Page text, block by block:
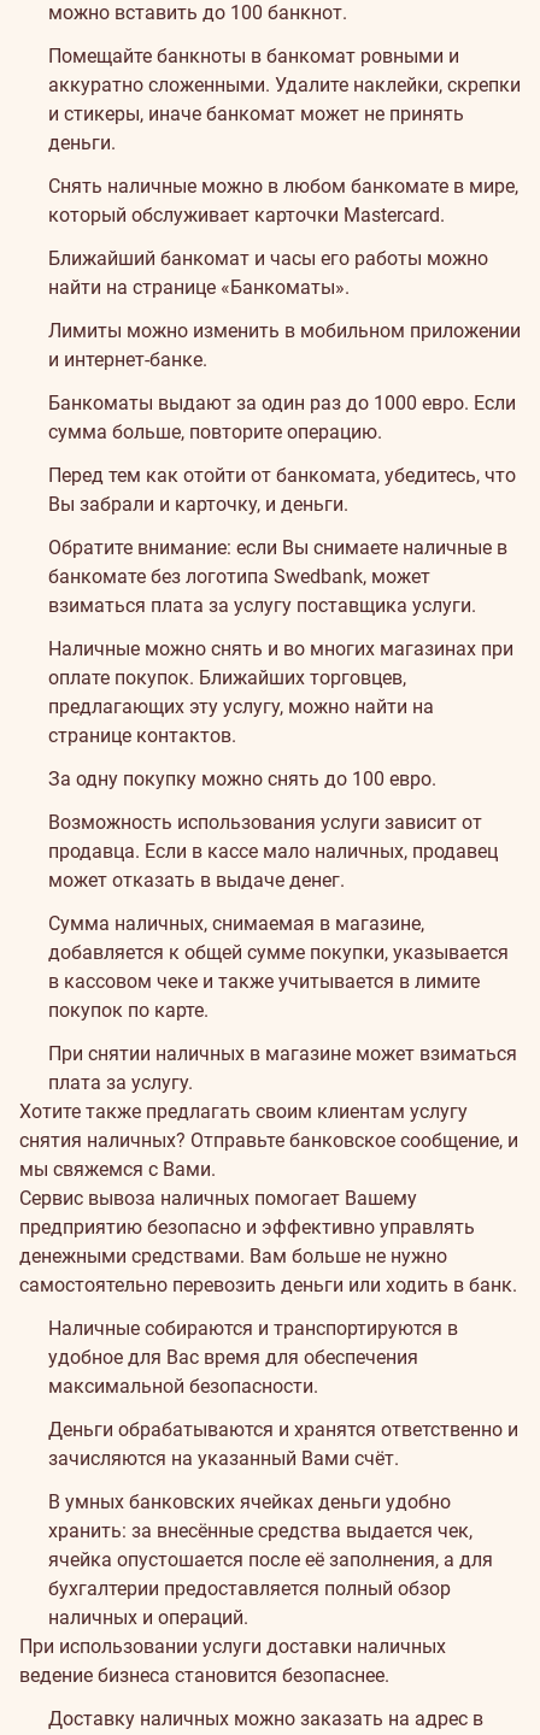
можно вставить до 100 банкнот.
Помещайте банкноты в банкомат ровными и
аккуратно сложенными. Удалите наклейки, скрепки
и стикеры, иначе банкомат может не принять
деньги.
Снять наличные можно в любом банкомате в мире,
который обслуживает карточки Mastercard.
Ближайший банкомат и часы его работы можно
найти на странице «Банкоматы».
Лимиты можно изменить в мобильном приложении
и интернет-банке.
Банкоматы выдают за один раз до 1000 евро. Если
сумма больше, повторите операцию.
Перед тем как отойти от банкомата, убедитесь, что
Вы забрали и карточку, и деньги.
Обратите внимание: если Вы снимаете наличные в
банкомате без логотипа Swedbank, может
взиматься плата за услугу поставщика услуги.
Наличные можно снять и во многих магазинах при
оплате покупок. Ближайших торговцев,
предлагающих эту услугу, можно найти на
странице контактов.
За одну покупку можно снять до 100 евро.
Возможность использования услуги зависит от
продавца. Если в кассе мало наличных, продавец
может отказать в выдаче денег.
Сумма наличных, снимаемая в магазине,
добавляется к общей сумме покупки, указывается
в кассовом чеке и также учитывается в лимите
покупок по карте.
При снятии наличных в магазине может взиматься
плата за услугу.
Хотите также предлагать своим клиентам услугу
снятия наличных? Отправьте банковское сообщение, и
мы свяжемся с Вами.
Сервис вывоза наличных помогает Вашему
предприятию безопасно и эффективно управлять
денежными средствами. Вам больше не нужно
самостоятельно перевозить деньги или ходить в банк.
Наличные собираются и транспортируются в
удобное для Вас время для обеспечения
максимальной безопасности.
Деньги обрабатываются и хранятся ответственно и
зачисляются на указанный Вами счёт.
В умных банковских ячейках деньги удобно
хранить: за внесённые средства выдается чек,
ячейка опустошается после её заполнения, а для
бухгалтерии предоставляется полный обзор
наличных и операций.
При использовании услуги доставки наличных
ведение бизнеса становится безопаснее.
Доставку наличных можно заказать на адрес в